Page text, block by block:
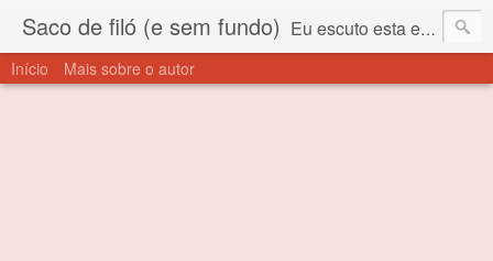
Saco de filó (e sem fundo) Eu escuto esta expressão "saco de filó" desde criança. Para quem não sabe, filó é um tecido todo furadinho e permite que um saco feito com ele, mesmo que muito exposto ao ar soprado para dentro, nunca vai se encher. Aí está o propósito deste nome... Para viver em sociedade tem que ter saco de filó.
Início Mais sobre o autor